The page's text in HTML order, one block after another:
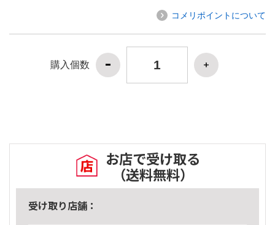
コメリポイントについて
購入個数
お店で受け取る
（送料無料）
受け取り店舗：